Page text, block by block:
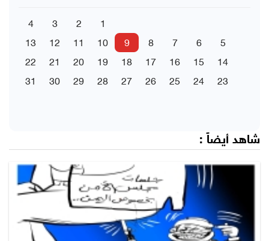
1
2
3
4
5
6
7
8
9
10
11
12
13
14
15
16
17
18
19
20
21
22
23
24
25
26
27
28
29
30
31
شاهد أيضاً :